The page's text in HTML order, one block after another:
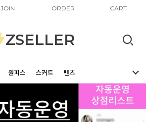
JOIN ORDER CART
ZSELLER
원피스 스커트 팬츠